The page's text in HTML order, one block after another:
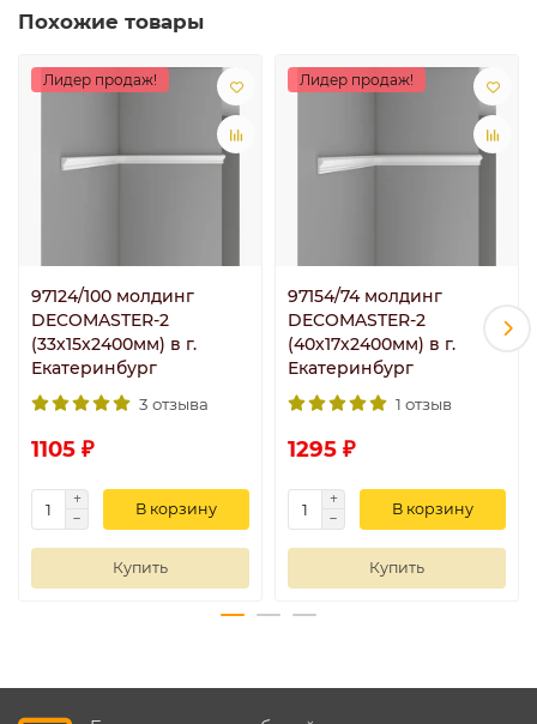
Похожие товары
Лидер продаж!
97124/100 молдинг
DECOMASTER-2
(33х15х2400мм) в г.
Екатеринбург
3 отзыва
1105 ₽
В корзину
Купить
Лидер продаж!
97154/74 молдинг
DECOMASTER-2
(40х17х2400мм) в г.
Екатеринбург
1 отзыв
1295 ₽
В корзину
Купить